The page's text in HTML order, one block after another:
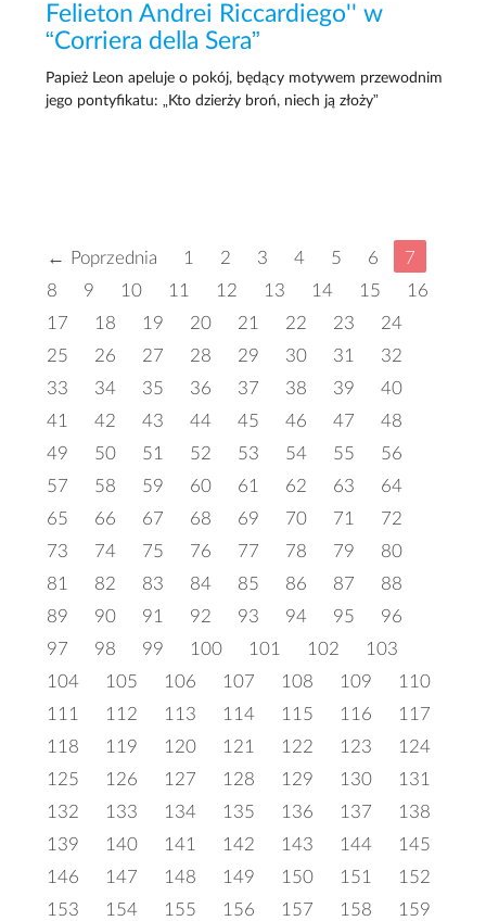
Felieton Andrei Riccardiego'' w
“Corriera della Sera”
Papież Leon apeluje o pokój, będący motywem przewodnim
jego pontyfikatu: „Kto dzierży broń, niech ją złoży”
← Poprzednia 1 2 3 4 5 6
7
8
9 10 11 12 13 14 15
16
17
18 19 20 21 22 23
24
25
26 27 28 29 30 31
32
33
34 35 36 37 38 39
40
41
42 43 44 45 46 47
48
49
50 51 52 53 54 55
56
57
58 59 60 61 62 63
64
65
66 67 68 69 70 71
72
73
74 75 76 77 78 79
80
81
82 83 84 85 86 87
88
89
90 91 92 93 94 95
96
97
98 99 100 101 102
103
104
105 106 107 108 109
110
111
112 113 114 115 116
117
118
119 120 121 122 123
124
125
126 127 128 129 130
131
132
133 134 135 136 137
138
139
140 141 142 143 144
145
146
147 148 149 150 151
152
153
154 155 156 157 158
159